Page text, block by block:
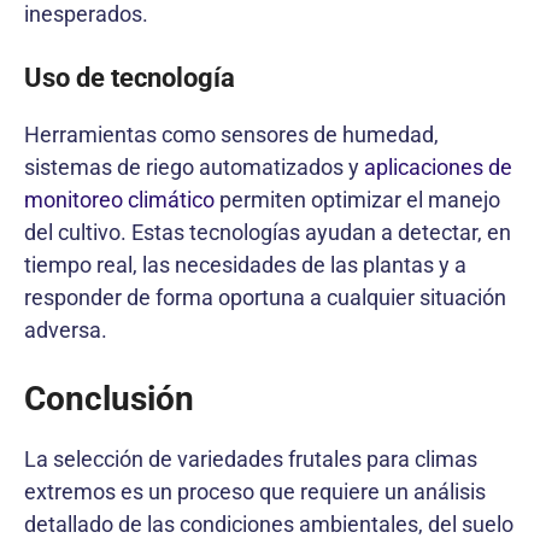
inesperados.
Uso de tecnología
Herramientas como sensores de humedad,
sistemas de riego automatizados y aplicaciones de
monitoreo climático permiten optimizar el manejo
del cultivo. Estas tecnologías ayudan a detectar, en
tiempo real, las necesidades de las plantas y a
responder de forma oportuna a cualquier situación
adversa.
Conclusión
La selección de variedades frutales para climas
extremos es un proceso que requiere un análisis
detallado de las condiciones ambientales, del suelo